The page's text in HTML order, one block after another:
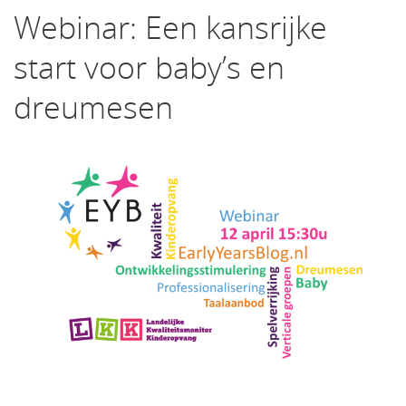
Webinar: Een kansrijke
start voor baby’s en
dreumesen